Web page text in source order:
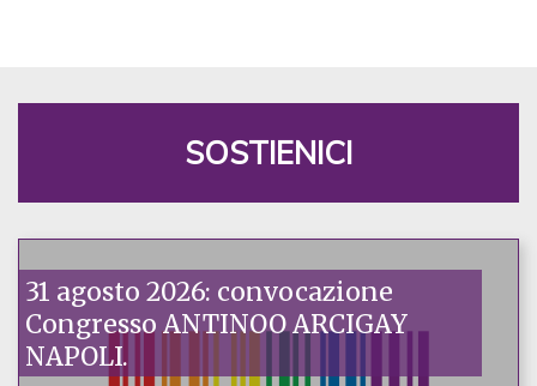
SOSTIENICI
31 agosto 2026: convocazione
Congresso ANTINOO ARCIGAY
NAPOLI.